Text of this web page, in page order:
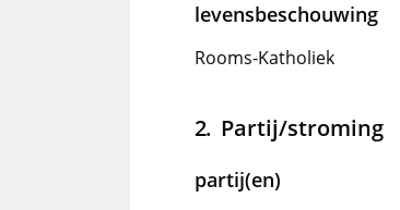
levensbeschouwing
Rooms-Katholiek
Partij/stroming
partij(en)